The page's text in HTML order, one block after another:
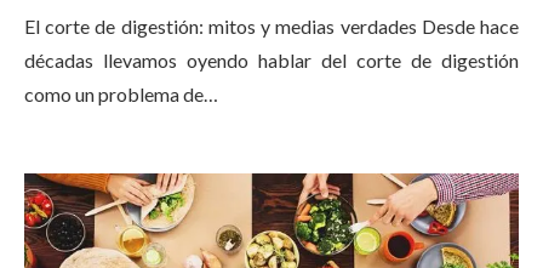
El corte de digestión: mitos y medias verdades Desde hace
décadas llevamos oyendo hablar del corte de digestión
como un problema de…